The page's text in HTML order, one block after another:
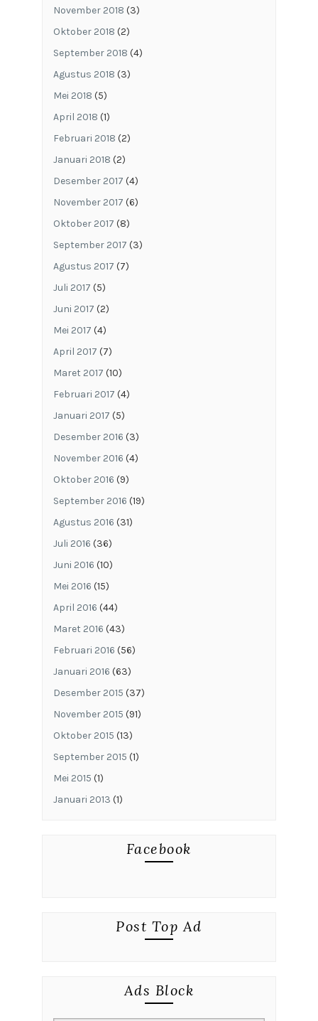
November 2018 (3)
Oktober 2018 (2)
September 2018 (4)
Agustus 2018 (3)
Mei 2018 (5)
April 2018 (1)
Februari 2018 (2)
Januari 2018 (2)
Desember 2017 (4)
November 2017 (6)
Oktober 2017 (8)
September 2017 (3)
Agustus 2017 (7)
Juli 2017 (5)
Juni 2017 (2)
Mei 2017 (4)
April 2017 (7)
Maret 2017 (10)
Februari 2017 (4)
Januari 2017 (5)
Desember 2016 (3)
November 2016 (4)
Oktober 2016 (9)
September 2016 (19)
Agustus 2016 (31)
Juli 2016 (36)
Juni 2016 (10)
Mei 2016 (15)
April 2016 (44)
Maret 2016 (43)
Februari 2016 (56)
Januari 2016 (63)
Desember 2015 (37)
November 2015 (91)
Oktober 2015 (13)
September 2015 (1)
Mei 2015 (1)
Januari 2013 (1)
Facebook
Post Top Ad
Ads Block